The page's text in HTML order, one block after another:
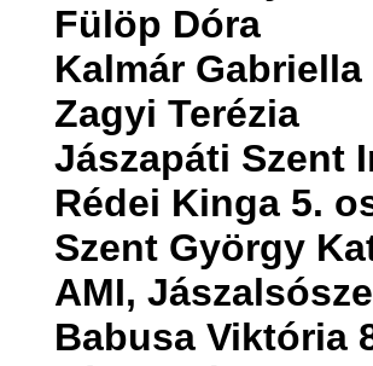
Fülöp Dóra
Kalmár Gabriella
Zagyi Terézia
Jászapáti Szent
Rédei Kinga 5.
Szent György
AMI,
Babusa Viktória